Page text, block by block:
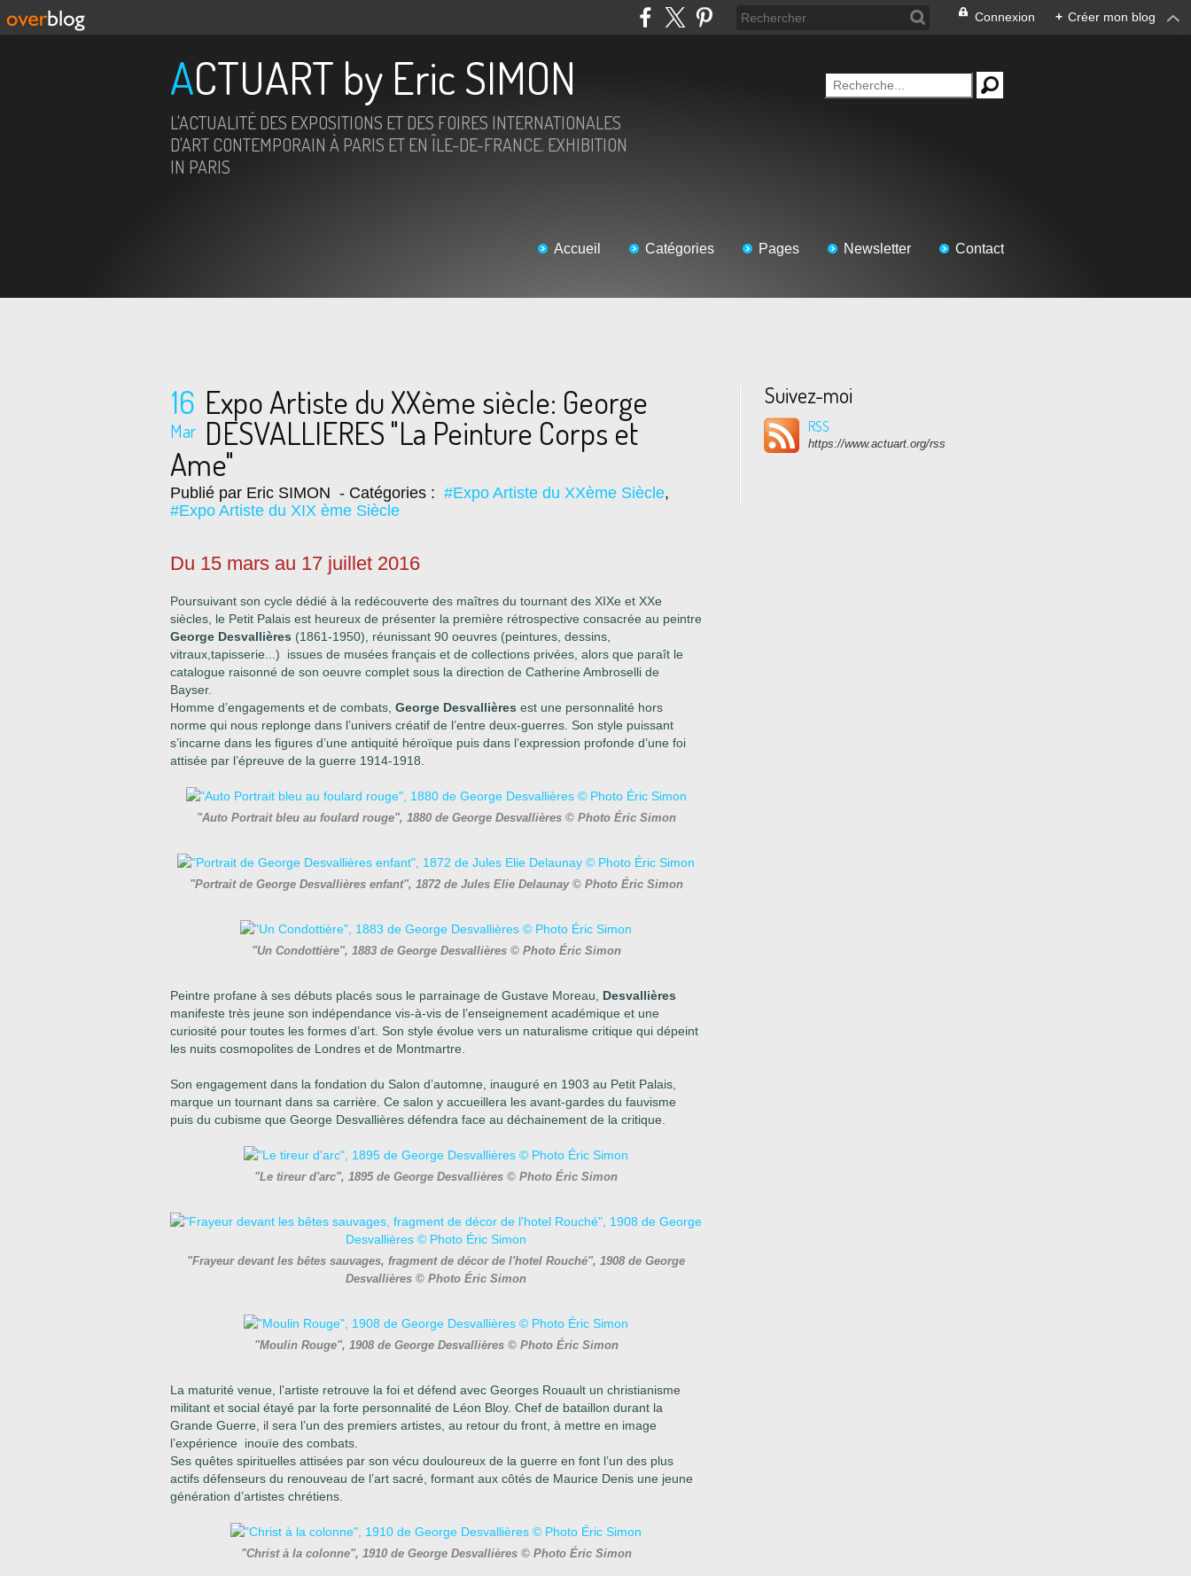
Connexion + Créer mon blog
ACTUART by Eric SIMON
L'ACTUALITÉ DES EXPOSITIONS ET DES FOIRES INTERNATIONALES
D'ART CONTEMPORAIN À PARIS ET EN ÎLE-DE-FRANCE. EXHIBITION
IN PARIS
Accueil Catégories Pages Newsletter Contact
16
Mar
Expo Artiste du XXème siècle: George
DESVALLIERES "La Peinture Corps et
Ame"
Publié par Eric SIMON - Catégories : #Expo Artiste du XXème Siècle,
#Expo Artiste du XIX ème Siècle
Du 15 mars au 17 juillet 2016
Poursuivant son cycle dédié à la redécouverte des maîtres du tournant des XIXe et XXe
siècles, le Petit Palais est heureux de présenter la première rétrospective consacrée au peintre
George Desvallières (1861-1950), réunissant 90 oeuvres (peintures, dessins,
vitraux,tapisserie...) issues de musées français et de collections privées, alors que paraît le
catalogue raisonné de son oeuvre complet sous la direction de Catherine Ambroselli de
Bayser.
Homme d’engagements et de combats, George Desvallières est une personnalité hors
norme qui nous replonge dans l’univers créatif de l’entre deux-guerres. Son style puissant
s’incarne dans les figures d’une antiquité héroïque puis dans l’expression profonde d’une foi
attisée par l’épreuve de la guerre 1914-1918.
"Auto Portrait bleu au foulard rouge", 1880 de George Desvallières © Photo Éric Simon
"Portrait de George Desvallières enfant", 1872 de Jules Elie Delaunay © Photo Éric Simon
"Un Condottière", 1883 de George Desvallières © Photo Éric Simon
Peintre profane à ses débuts placés sous le parrainage de Gustave Moreau, Desvallières
manifeste très jeune son indépendance vis-à-vis de l’enseignement académique et une
curiosité pour toutes les formes d’art. Son style évolue vers un naturalisme critique qui dépeint
les nuits cosmopolites de Londres et de Montmartre.
Son engagement dans la fondation du Salon d’automne, inauguré en 1903 au Petit Palais,
marque un tournant dans sa carrière. Ce salon y accueillera les avant-gardes du fauvisme
puis du cubisme que George Desvallières défendra face au déchainement de la critique.
"Le tireur d'arc", 1895 de George Desvallières © Photo Éric Simon
"Frayeur devant les bêtes sauvages, fragment de décor de l'hotel Rouché", 1908 de George
Desvallières © Photo Éric Simon
"Moulin Rouge", 1908 de George Desvallières © Photo Éric Simon
La maturité venue, l’artiste retrouve la foi et défend avec Georges Rouault un christianisme
militant et social étayé par la forte personnalité de Léon Bloy. Chef de bataillon durant la
Grande Guerre, il sera l’un des premiers artistes, au retour du front, à mettre en image
l’expérience inouïe des combats.
Ses quêtes spirituelles attisées par son vécu douloureux de la guerre en font l’un des plus
actifs défenseurs du renouveau de l’art sacré, formant aux côtés de Maurice Denis une jeune
génération d’artistes chrétiens.
"Christ à la colonne", 1910 de George Desvallières © Photo Éric Simon
Suivez-moi
RSS
https://www.actuart.org/rss